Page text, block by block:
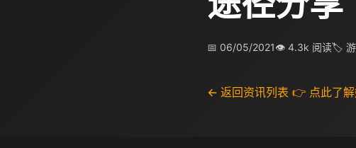
📅 06/05/2021👁 4.3k 阅读🏷 游
← 返回资讯列表 👉 点此了